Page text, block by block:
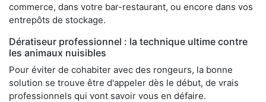
commerce, dans votre bar-restaurant, ou encore dans vos
entrepôts de stockage.
Dératiseur professionnel : la technique ultime contre
les animaux nuisibles
Pour éviter de cohabiter avec des rongeurs, la bonne
solution se trouve être d'appeler dès le début, de vrais
professionnels qui vont savoir vous en défaire.